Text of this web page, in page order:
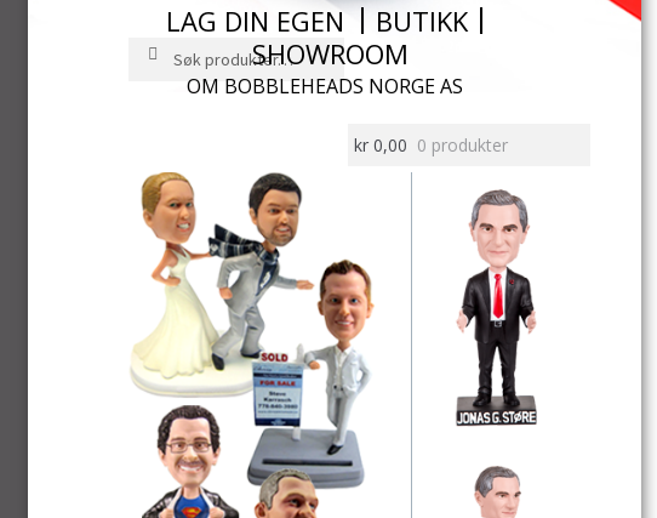
navigasjon
innhold
Søk
Søk
LAG DIN EGEN
BUTIKK
SHOWROOM
OM BOBBLEHEADS NORGE AS
kr0,00 0 produkter